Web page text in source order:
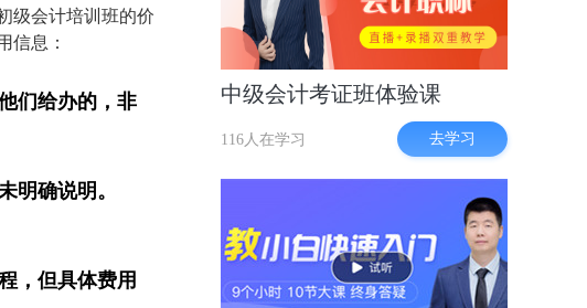
级会计培训班的价
信息：
们给办的，非
确说明。
，但具体费用
中级会计考证班体验课
116人在学习 去学习